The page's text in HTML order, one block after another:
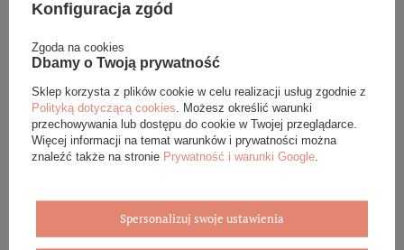
Podana cena dotyczy jednej sztuki.
DANE SZCZEGÓŁOWE
OPINIE (0)
Konfiguracja zgód
Zgoda na cookies
Dbamy o Twoją prywatność
Sklep korzysta z plików cookie w celu realizacji usług zgodnie z
Polityką dotyczącą cookies . Możesz określić warunki
przechowywania lub dostępu do cookie w Twojej przeglądarce.
Więcej informacji na temat warunków i prywatności można
znaleźć także na stronie Prywatność i warunki Google
Spersonalizuj swoje ustawienia